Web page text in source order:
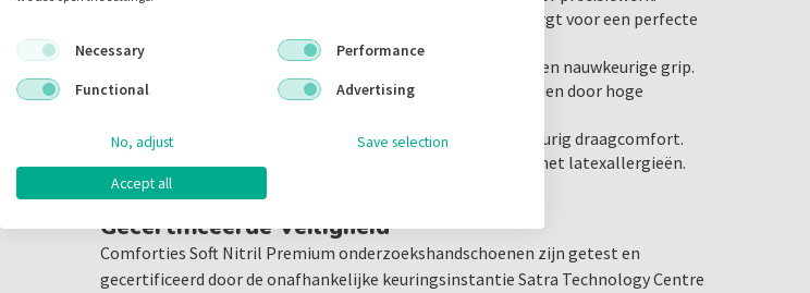
Uitstekende Pasvorm: Flexibel en elastisch materiaal zorgt voor een perfecte
pasvorm.
Precieze Grip: Micro-Touch geruwde vingertoppen voor een nauwkeurige grip.
Bijzonder Rekbaar: Vermindert vermoeidheid van de handen door hoge
Meer Draagcomfort: Licht en zacht materiaal voor langdurig draagcomfort.
Veilig Werken: Latex- en poedervrij, ideaal voor mensen met latexallergieën.
Gecertificeerde Veiligheid
Comforties Soft Nitril Premium onderzoekshandschoenen zijn getest en
gecertificeerd door de onafhankelijke keuringsinstantie Satra Technology Centre
Necessary
Performance
Functional
Advertising
No, adjust Save selection
Accept all